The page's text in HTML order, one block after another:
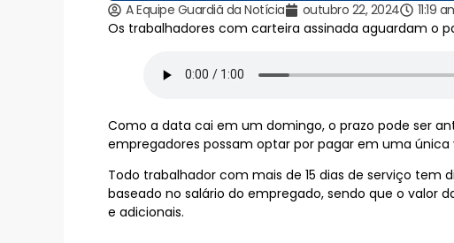
A Equipe Guardiã da Notícia outubro 22, 2024
11:19
Os trabalhadores com carteira assinada aguardam o
Como a data cai em um domingo, o prazo pode ser
empregadores possam optar por pagar em uma única
Todo trabalhador com mais de 15 dias de serviço tem
baseado no salário do empregado, sendo que o valor
e adicionais.